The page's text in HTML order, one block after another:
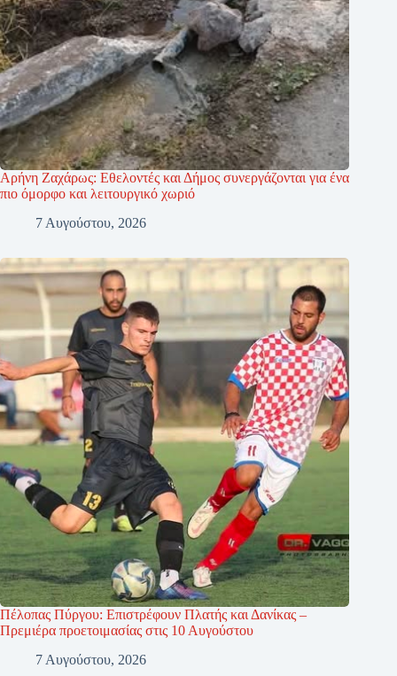
Αρήνη Ζαχάρως: Εθελοντές και Δήμος συνεργάζονται για ένα
πιο όμορφο και λειτουργικό χωριό
7 Αυγούστου, 2026
Πέλοπας Πύργου: Επιστρέφουν Πλατής και Δανίκας –
Πρεμιέρα προετοιμασίας στις 10 Αυγούστου
7 Αυγούστου, 2026